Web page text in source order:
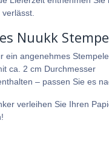
Nuukk
ein angenehmes
ca. 2 cm Durchmesser
– passen Sie es
verleihen Sie Ihren